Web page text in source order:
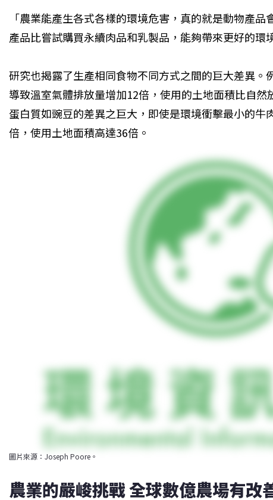
「農業能產生各式各樣的環境危害，真的就是動物產
產品比嘗試購買永續肉品和乳製品，能夠帶來更好的環
研究也揭露了生產相同食物不同方式之間的巨大差異。
導致溫室氣體排放量增加12倍，使用的土地面積比自
蛋白質如豌豆的差異之巨大，即使是環境衝擊最小的牛
倍，使用土地面積高達36倍。
圖片來源：Joseph Poore。
農業的嚴峻挑戰 全球數億農場有改